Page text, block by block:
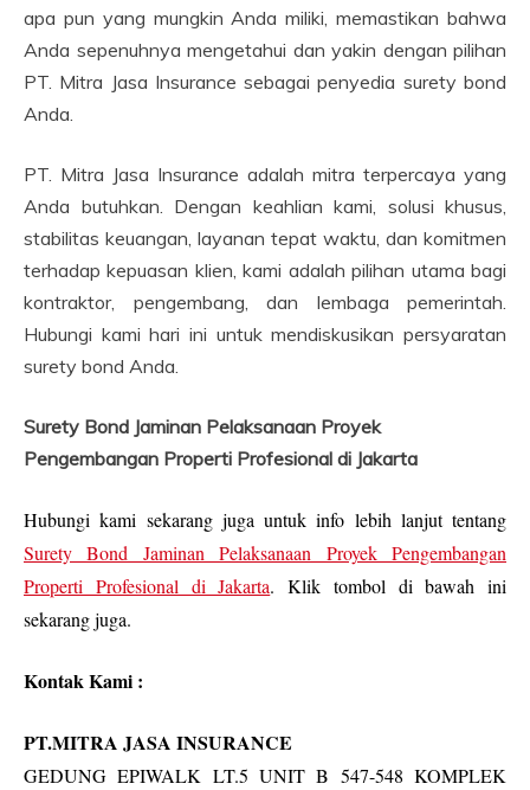
apa pun yang mungkin Anda miliki, memastikan bahwa
Anda sepenuhnya mengetahui dan yakin dengan pilihan
PT. Mitra Jasa Insurance sebagai penyedia surety bond
Anda.
PT. Mitra Jasa Insurance adalah mitra terpercaya yang
Anda butuhkan. Dengan keahlian kami, solusi khusus,
stabilitas keuangan, layanan tepat waktu, dan komitmen
terhadap kepuasan klien, kami adalah pilihan utama bagi
kontraktor, pengembang, dan lembaga pemerintah.
Hubungi kami hari ini untuk mendiskusikan persyaratan
surety bond Anda.
Surety Bond Jaminan Pelaksanaan Proyek
Pengembangan Properti Profesional di Jakarta
Hubungi kami sekarang juga untuk info lebih lanjut tentang
Surety Bond Jaminan Pelaksanaan Proyek Pengembangan
Properti Profesional di Jakarta. Klik tombol di bawah ini
sekarang juga.
Kontak Kami :
PT.MITRA JASA INSURANCE
GEDUNG EPIWALK LT.5 UNIT B 547-548 KOMPLEK